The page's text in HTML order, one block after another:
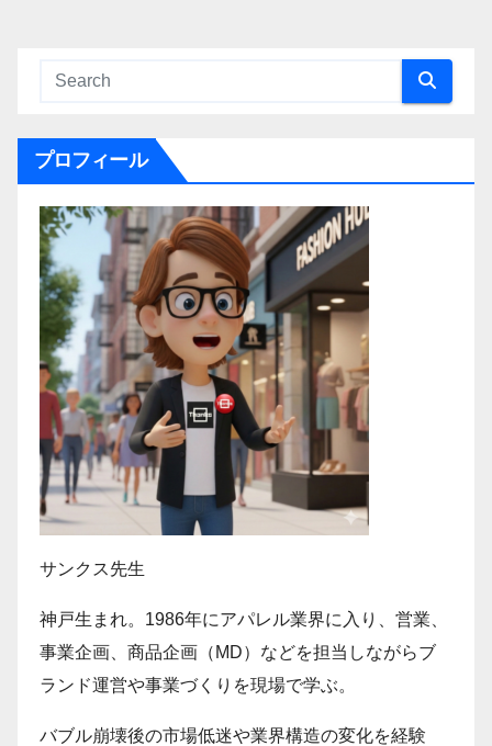
プロフィール
サンクス先生
神戸生まれ。1986年にアパレル業界に入り、営業、
事業企画、商品企画（MD）などを担当しながらブ
ランド運営や事業づくりを現場で学ぶ。
バブル崩壊後の市場低迷や業界構造の変化を経験